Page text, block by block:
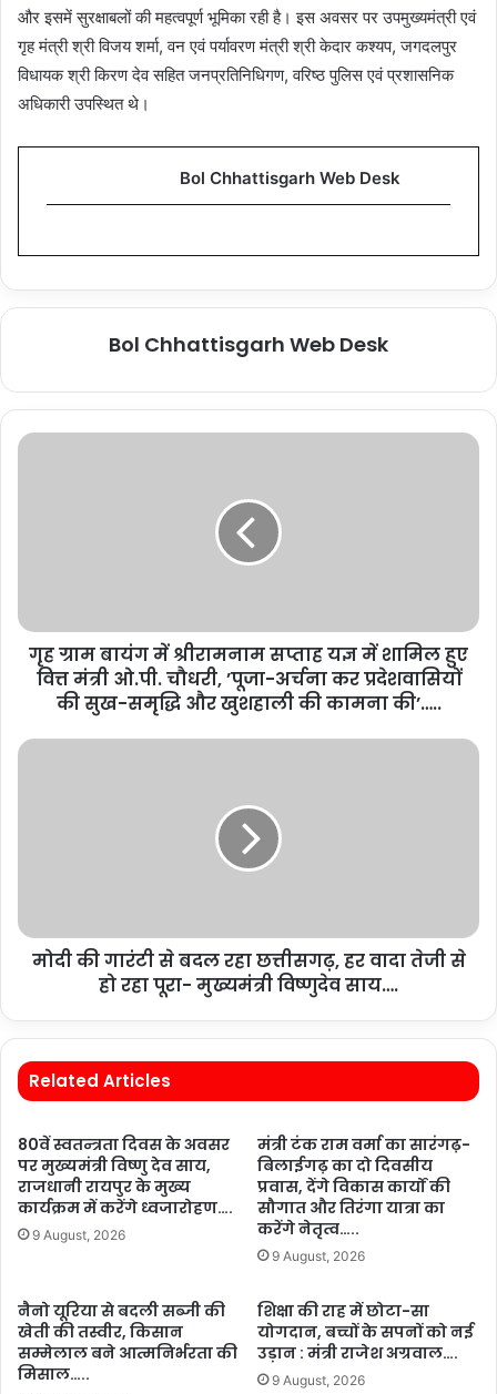
और इसमें सुरक्षाबलों की महत्वपूर्ण भूमिका रही है। इस अवसर पर उपमुख्यमंत्री एवं
गृह मंत्री श्री विजय शर्मा, वन एवं पर्यावरण मंत्री श्री केदार कश्यप, जगदलपुर
विधायक श्री किरण देव सहित जनप्रतिनिधिगण, वरिष्ठ पुलिस एवं प्रशासनिक
अधिकारी उपस्थित थे।
Bol Chhattisgarh Web Desk
Bol Chhattisgarh Web Desk
गृह ग्राम बायंग में श्रीरामनाम सप्ताह यज्ञ में शामिल हुए
वित्त मंत्री ओ.पी. चौधरी, ’पूजा-अर्चना कर प्रदेशवासियों
की सुख-समृद्धि और खुशहाली की कामना की’…..
मोदी की गारंटी से बदल रहा छत्तीसगढ़, हर वादा तेजी से
हो रहा पूरा- मुख्यमंत्री विष्णुदेव साय….
Related Articles
80वें स्वतन्त्रता दिवस के अवसर
पर मुख्यमंत्री विष्णु देव साय,
राजधानी रायपुर के मुख्य
कार्यक्रम में करेंगे ध्वजारोहण….
9 August, 2026
मंत्री टंक राम वर्मा का सारंगढ़-
बिलाईगढ़ का दो दिवसीय
प्रवास, देंगे विकास कार्यों की
सौगात और तिरंगा यात्रा का
करेंगे नेतृत्व…..
9 August, 2026
नैनो यूरिया से बदली सब्जी की
खेती की तस्वीर, किसान
सम्मेलाल बने आत्मनिर्भरता की
मिसाल…..
शिक्षा की राह में छोटा-सा
योगदान, बच्चों के सपनों को नई
उड़ान : मंत्री राजेश अग्रवाल….
9 August, 2026